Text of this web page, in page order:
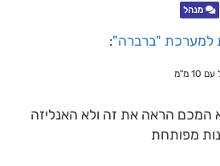
מנהל
למערכת "ברברה":
מ"מ
המכם הראה את זה ולא האנליזה
מפותחת